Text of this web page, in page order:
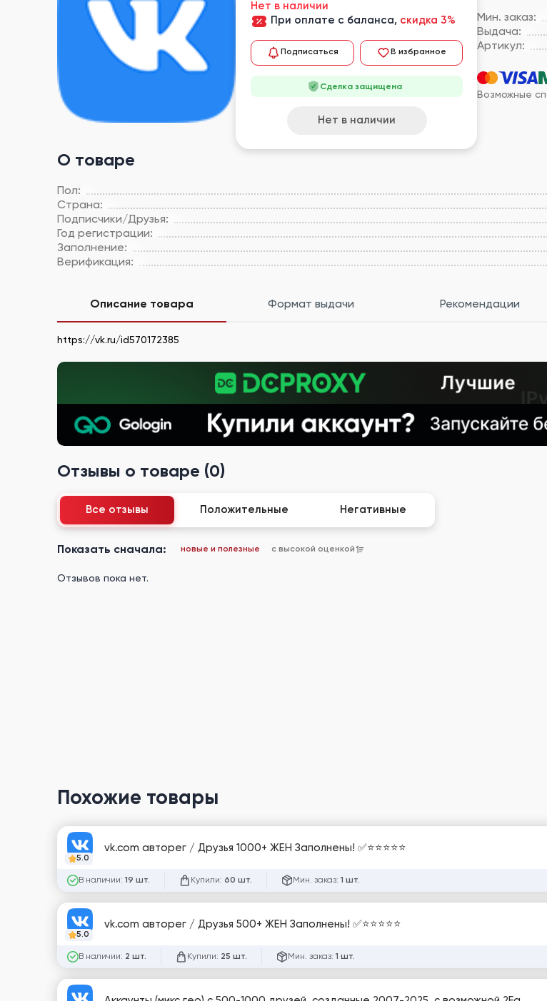
Мин. заказ:
Выдача:
Артикул:
Возможные
О товаре
Пол:
Страна:
Подписчики/Друзья:
Год регистрации:
Заполнение:
Верификация:
Нет в наличии
При оплате с баланса, скидка 3%
Подписаться В избранное
Сделка защищена
Нет в наличии
Описание товара Формат выдачи Рекомендации
https://vk.ru/id570172385
Отзывы о товаре (0)
Все отзывы Положительные Негативные
Показать сначала: новые и полезные с высокой оценкой
Отзывов пока нет.
Похожие товары
5.0
vk.com авторег / Друзья 1000+ ЖЕН Заполнены! ✅⭐️⭐️⭐️⭐️⭐️
В наличии: 19 шт. Купили: 60 шт. Мин. заказ: 1 шт.
5.0
vk.com авторег / Друзья 500+ ЖЕН Заполнены! ✅⭐️⭐️⭐️⭐️⭐️
В наличии: 2 шт. Купили: 25 шт. Мин. заказ: 1 шт.